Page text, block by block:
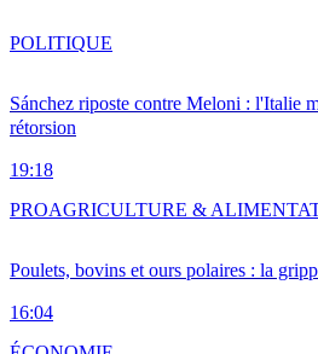
Sánchez riposte contre Meloni : l'Italie
rétorsion
19:18
POLITIQUE
Poulets, bovins et ours polaires : la
16:04
PROAGRICULTURE &